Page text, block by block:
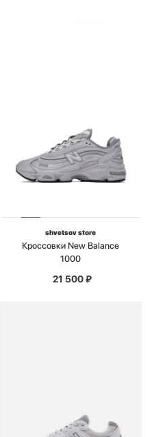
shvetsov store
Кроссовки New Balance
1000
21 500₽